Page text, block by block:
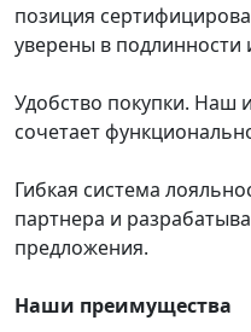
позиция
уверены в подлинности
Удобство покупки. Наш
сочетает
Гибкая система
партнера и
предложения.
Наши преимущества